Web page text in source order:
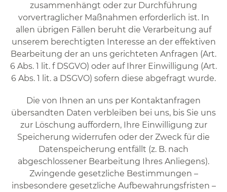
zusammenhängt oder zur Durchführung
vorvertraglicher Maßnahmen erforderlich ist. In
allen übrigen Fällen beruht die Verarbeitung auf
unserem berechtigten Interesse an der effektiven
Bearbeitung der an uns gerichteten Anfragen (Art.
6 Abs. 1 lit. f DSGVO) oder auf Ihrer Einwilligung (Art.
6 Abs. 1 lit. a DSGVO) sofern diese abgefragt wurde.
Die von Ihnen an uns per Kontaktanfragen
übersandten Daten verbleiben bei uns, bis Sie uns
zur Löschung auffordern, Ihre Einwilligung zur
Speicherung widerrufen oder der Zweck für die
Datenspeicherung entfällt (z. B. nach
abgeschlossener Bearbeitung Ihres Anliegens).
Zwingende gesetzliche Bestimmungen –
insbesondere gesetzliche Aufbewahrungsfristen –